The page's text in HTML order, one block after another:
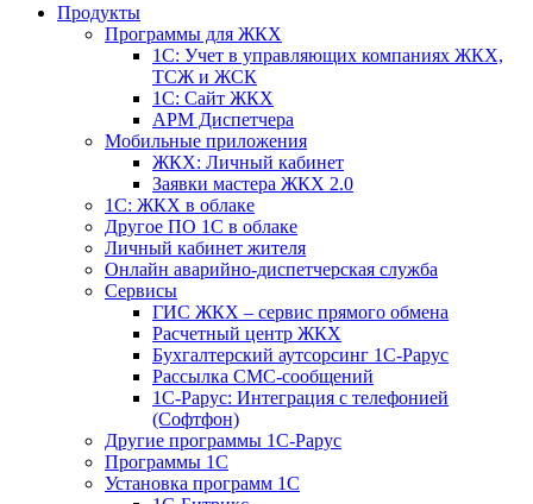
Продукты
Программы для ЖКХ
1С: Учет в управляющих компаниях ЖКХ,
ТСЖ и ЖСК
1С: Сайт ЖКХ
АРМ Диспетчера
Мобильные приложения
ЖКХ: Личный кабинет
Заявки мастера ЖКХ 2.0
1С: ЖКХ в облаке
Другое ПО 1С в облаке
Личный кабинет жителя
Онлайн аварийно-диспетчерская служба
Сервисы
ГИС ЖКХ – сервис прямого обмена
Расчетный центр ЖКХ
Бухгалтерский аутсорсинг 1С-Рарус
Рассылка СМС-сообщений
1С-Рарус: Интеграция с телефонией
(Софтфон)
Другие программы 1С-Рарус
Программы 1С
Установка программ 1С